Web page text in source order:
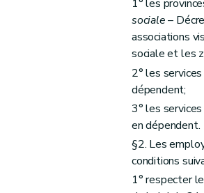
Section 5 bis Des
Art. 19bis
Octroi et
Art. 20
Art. 21
Art. 22
Art. 23
Art. 24
Chapitre III Commission
1° les
sociale–
associations
sociale et les
2° les
dépendent;
3° les
en dépendent.
§2. Les
conditions
1° respecter